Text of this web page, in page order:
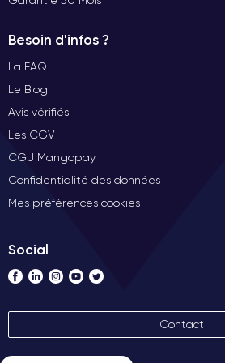
Besoin d'infos ?
La FAQ
Le Blog
Avis vérifiés
Les CGV
CGU Mangopay
Confidentialité des données
Mes préférences cookies
Social
Contact